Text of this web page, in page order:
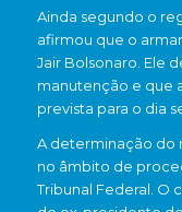
Ainda segundo o
afirmou que o
Jair Bolsonaro. Ele
manutenção e que
prevista para o dia
A determinação do
no âmbito de
Tribunal Federal. O